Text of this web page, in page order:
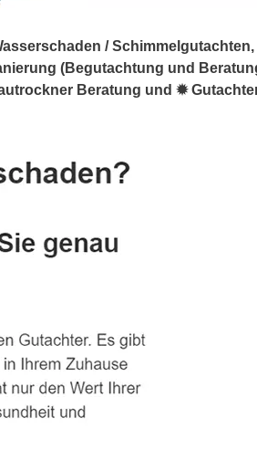
/
(Begutachtung und
Beratung und ✹